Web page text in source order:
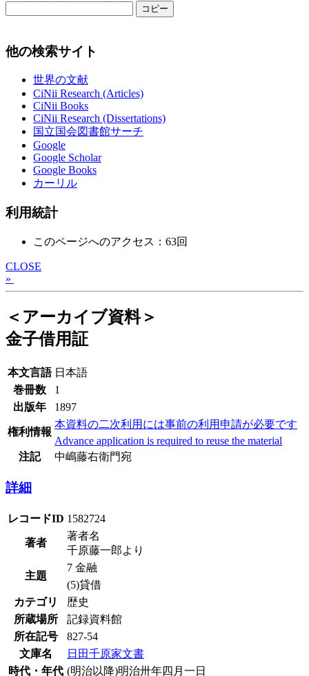
コピー
他の検索サイト
世界の文献
CiNii Research (Articles)
CiNii Books
CiNii Research (Dissertations)
国立国会図書館サーチ
Google
Google Scholar
Google Books
カーリル
利用統計
このページへのアクセス：63回
CLOSE
»
＜アーカイブ資料＞
金子借用証
本文言語 日本語
巻冊数
1
出版年
1897
権利情報
本資料の二次利用には事前の利用申請が必要です
Advance application is required to reuse the material
注記
中嶋藤右衛門宛
詳細
レコードID 1582724
著者
著者名
千原藤一郎より
主題
7 金融
(5)貸借
カテゴリ
歴史
所蔵場所
記録資料館
所在記号
827-54
文庫名
日田千原家文書
時代・年代 (明治以降)明治卅年四月一日